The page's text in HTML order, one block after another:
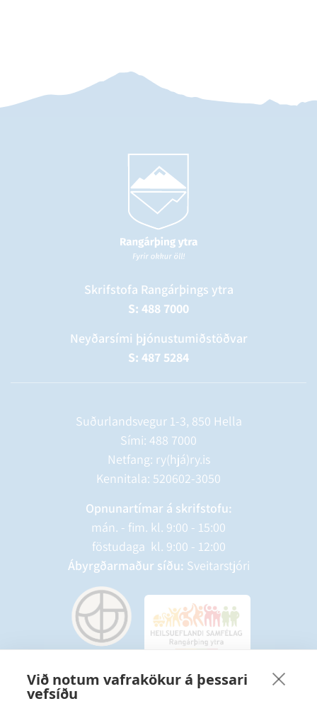
Við notum vafrakökur á þessari
vefsíðu
Skrifstofa Rangárþings ytra
S: 488 7000
Neyðarsími þjónustumiðstöðvar
S: 487 5284
Suðurlandsvegur 1-3, 850 Hella
Sími: 488 7000
Netfang: ry(hjá)ry.is
Kennitala: 520602-3050
Opnunartímar á skrifstofu:
mán. - fim. kl. 9:00 - 15:00
föstudaga kl. 9:00 - 12:00
Ábyrgðarmaður síðu: Sveitarstjóri
Starfsmannavefur